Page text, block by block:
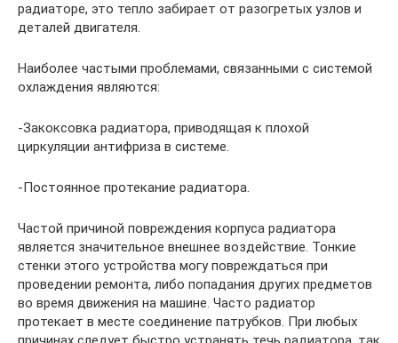
радиаторе, это тепло забирает от разогретых узлов и
деталей двигателя.
Наиболее частыми проблемами, связанными с системой
охлаждения являются:
-Закоксовка радиатора, приводящая к плохой
циркуляции антифриза в системе.
-Постоянное протекание радиатора.
Частой причиной повреждения корпуса радиатора
является значительное внешнее воздействие. Тонкие
стенки этого устройства могу повреждаться при
проведении ремонта, либо попадания других предметов
во время движения на машине. Часто радиатор
протекает в месте соединение патрубков. При любых